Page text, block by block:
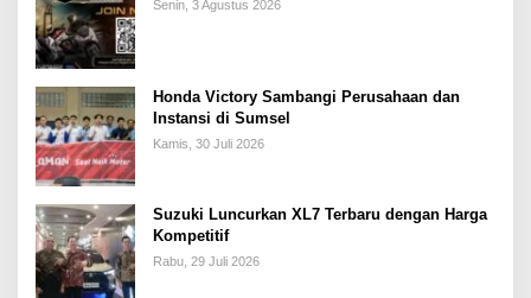
Senin, 3 Agustus 2026
Honda Victory Sambangi Perusahaan dan
Instansi di Sumsel
Kamis, 30 Juli 2026
Suzuki Luncurkan XL7 Terbaru dengan Harga
Kompetitif
Rabu, 29 Juli 2026